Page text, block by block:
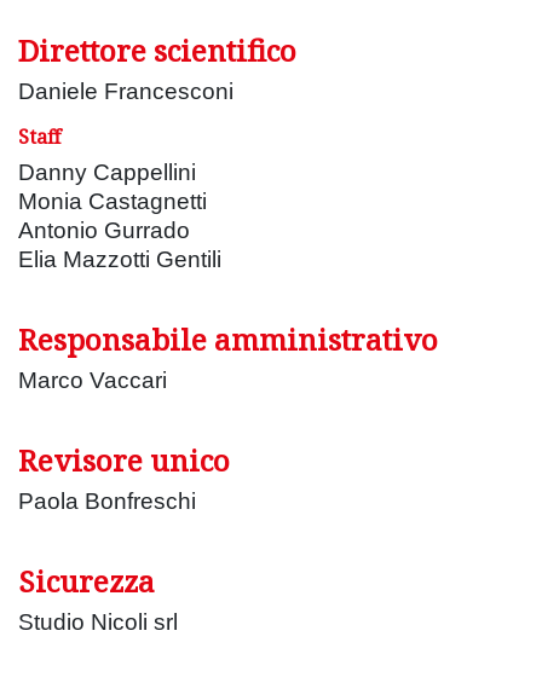
Direttore scientifico
Daniele Francesconi
Staff
Danny Cappellini
Monia Castagnetti
Antonio Gurrado
Elia Mazzotti Gentili
Responsabile amministrativo
Marco Vaccari
Revisore unico
Paola Bonfreschi
Sicurezza
Studio Nicoli srl